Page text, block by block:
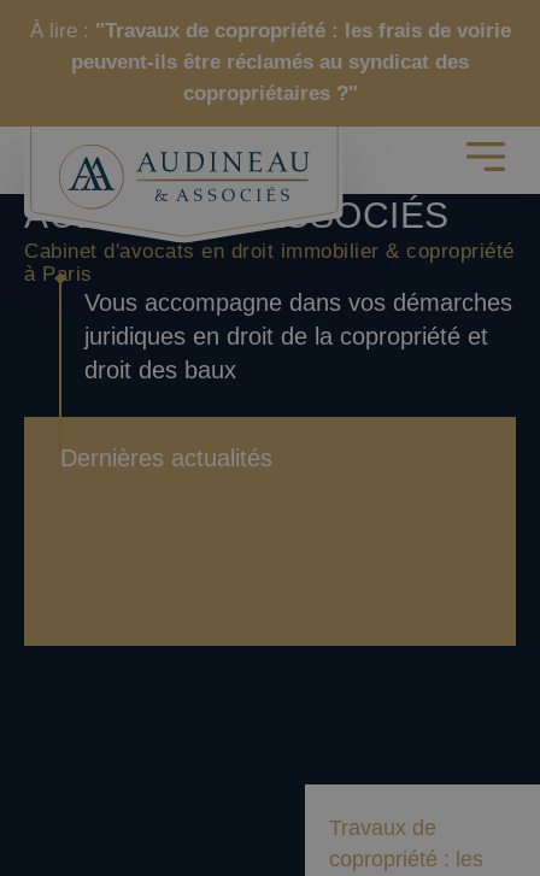
À lire : "Travaux de copropriété : les frais de voirie
peuvent-ils être réclamés au syndicat des
copropriétaires ?"
AUDINEAU & ASSOCIÉS
Cabinet d'avocats en droit immobilier & copropriété
à Paris
Vous accompagne dans vos démarches
juridiques en droit de la copropriété et
droit des baux
Dernières actualités
Travaux de
copropriété : les